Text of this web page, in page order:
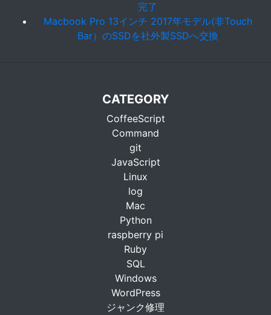
完了
Macbook Pro 13インチ 2017年モデル(非Touch
Bar）のSSDを社外製SSDへ交換
CATEGORY
CoffeeScript
Command
git
JavaScript
Linux
log
Mac
Python
raspberry pi
Ruby
SQL
Windows
WordPress
ジャンク修理